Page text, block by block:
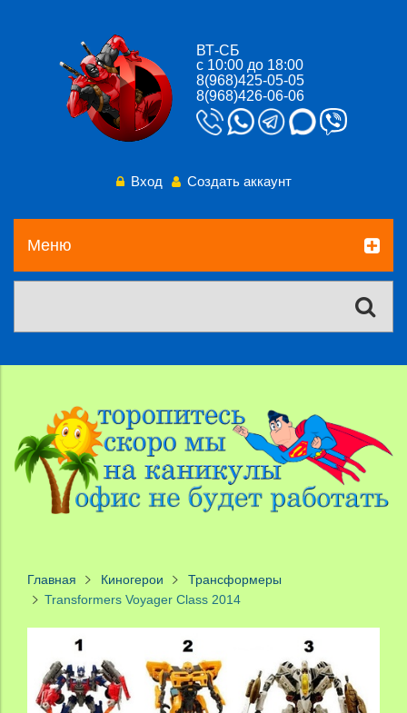
ВТ-СБ
с 10:00 до 18:00
8(968)425-05-05
8(968)426-06-06
Вход Создать аккаунт
Меню
Главная Киногерои
Трансформеры
Transformers Voyager Class 2014